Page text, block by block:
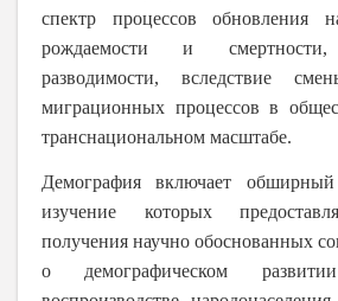
спектр процессов обновления
рождаемости и
разводимости, вследствие
миграционных процессов в
транснациональном масштабе.
Демография включает
изучение которых
получения научно обоснованных
о демографическом